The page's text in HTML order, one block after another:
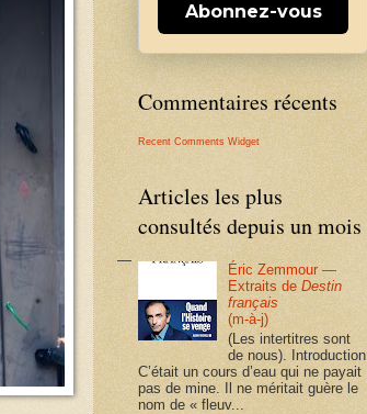
Abonnez-vous
Commentaires récents
Recent Comments Widget
Articles les plus
consultés depuis un mois
Éric Zemmour —
Extraits deDestin
français
(m-à-j)
(Les intertitres sont
de nous). Introduction
C’était un cours d’eau qui ne payait
pas de mine. Il ne méritait guère le
nom de « fleuv...